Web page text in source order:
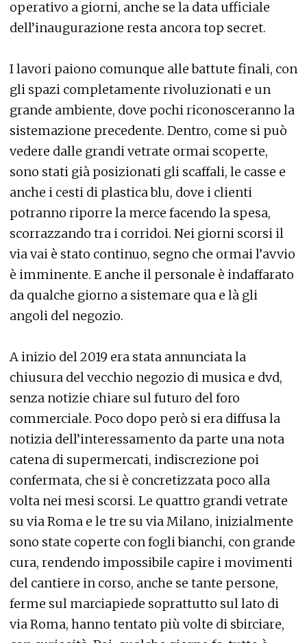
operativo a giorni, anche se la data ufficiale
dell’inaugurazione resta ancora top secret.
I lavori paiono comunque alle battute finali, con
gli spazi completamente rivoluzionati e un
grande ambiente, dove pochi riconosceranno la
sistemazione precedente. Dentro, come si può
vedere dalle grandi vetrate ormai scoperte,
sono stati già posizionati gli scaffali, le casse e
anche i cesti di plastica blu, dove i clienti
potranno riporre la merce facendo la spesa,
scorrazzando tra i corridoi. Nei giorni scorsi il
via vai è stato continuo, segno che ormai l’avvio
è imminente. E anche il personale è indaffarato
da qualche giorno a sistemare qua e là gli
angoli del negozio.
A inizio del 2019 era stata annunciata la
chiusura del vecchio negozio di musica e dvd,
senza notizie chiare sul futuro del foro
commerciale. Poco dopo però si era diffusa la
notizia dell’interessamento da parte una nota
catena di supermercati, indiscrezione poi
confermata, che si è concretizzata poco alla
volta nei mesi scorsi. Le quattro grandi vetrate
su via Roma e le tre su via Milano, inizialmente
sono state coperte con fogli bianchi, con grande
cura, rendendo impossibile capire i movimenti
del cantiere in corso, anche se tante persone,
ferme sul marciapiede soprattutto sul lato di
via Roma, hanno tentato più volte di sbirciare,